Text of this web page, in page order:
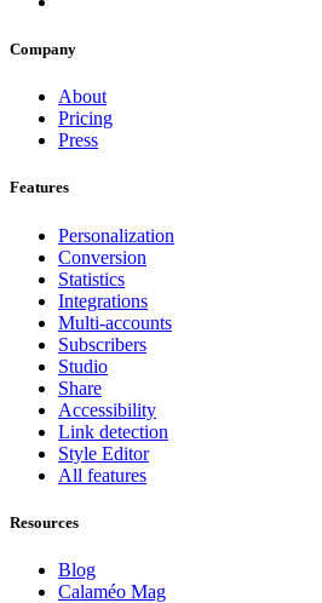
Company
About
Pricing
Press
Features
Personalization
Conversion
Statistics
Integrations
Multi-accounts
Subscribers
Studio
Share
Accessibility
Link detection
Style Editor
All features
Resources
Blog
Calaméo Mag